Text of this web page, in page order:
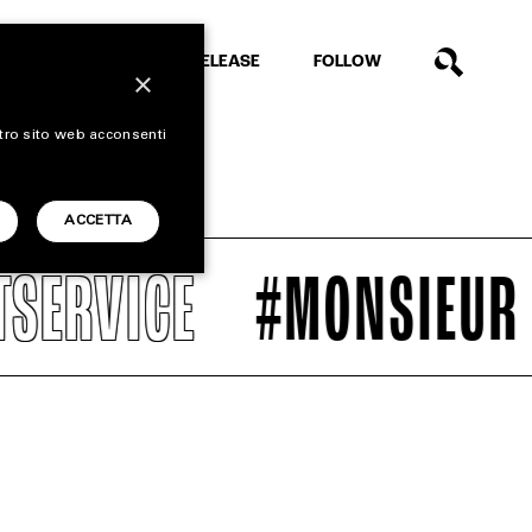
RELEASE FOLLOW
#MONSIEUR
×
sito web acconsenti
ACCETTA